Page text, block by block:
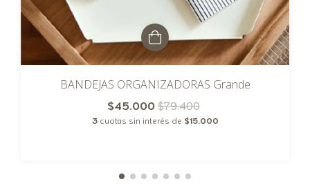
BANDEJAS ORGANIZADORAS Grande
$45.000$79.400
3 cuotas sin interés de $15.000